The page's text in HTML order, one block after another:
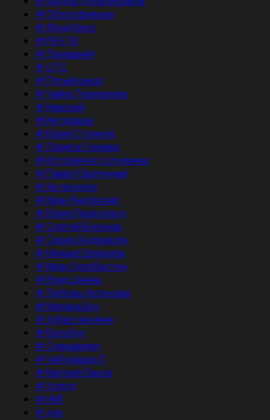
#Обзор фильма
#Фонд Кино
#РЕН ТВ
#Домашний
#СТС
#Пятый канал
#Чайка Терешкова
#Невский
#Интервью
#Юрий Стоянов
#Лариса Гузеева
#История его служанки
#Павел Прилучный
#Актер кино
#Иван Янковский
#Юлия Пересильд
#Сергей Бурунов
#Сарик Андреасян
#Михаил Ефремов
#Иван Охлобыстин
#Влад Ценев
#Любовь Аксенова
#Милана Бру
#Зубастая няня
#Колобок
#Смешарики
#Чебурашка 3
#Матвей Лыков
#Холод
#НМГ
#док